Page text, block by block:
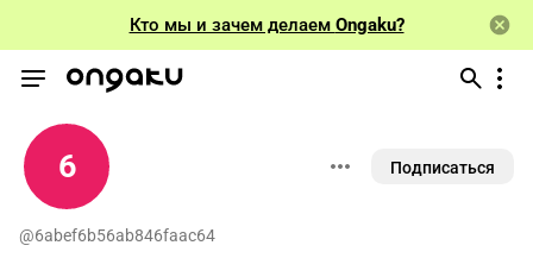
Кто мы и зачем делаем Ongaku?
6 Подписаться
@6abef6b56ab846faac64